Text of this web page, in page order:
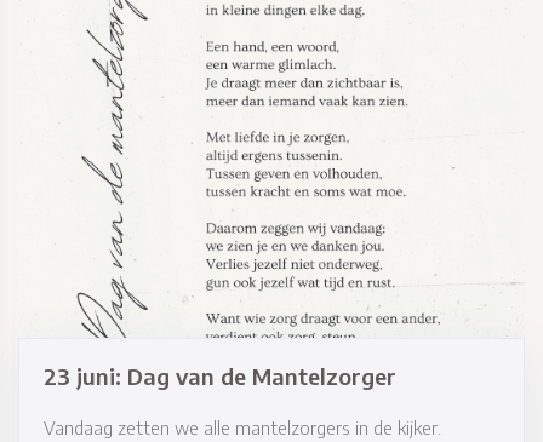
23 juni: Dag van de Mantelzorger
Vandaag zetten we alle mantelzorgers in de kijker.